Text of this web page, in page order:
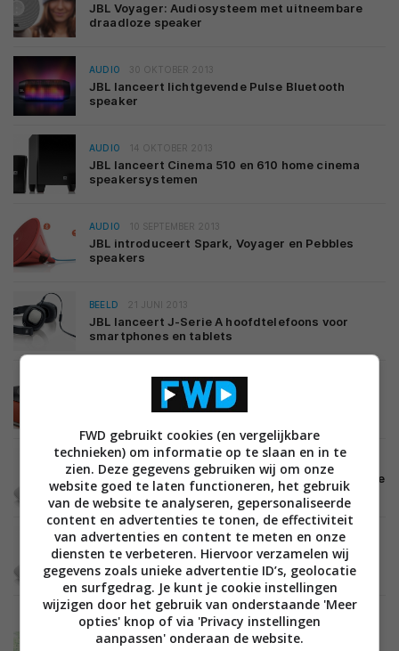
JBL Voyager: Audiosysteem met uitneembare
draadloze speaker
AUDIO 30 OKTOBER 2013
JBL lanceert lichtgevende Pulse Bluetooth
speaker
AUDIO 14 OKTOBER 2013
JBL lanceert Cinema 510 en 610 home cinema
speakersystemen
AUDIO 10 SEPTEMBER 2013
JBL introduceert Spark, Voyager en Pebbles
speakers
BEELD 21 JUNI 2013
JBL lanceert J-Serie A hoofdtelefoons voor
smartphones en tablets
15 MEI 2013
JBL introduceert de OnBeat Rumble met
dynamische bas
MOBILE
JBL lanceert OnBeat Mini speakerdock met Apple
Lightning-connector
AUDIO 18 APRIL 2013
JBL lanceert OnBeat Mini draagbare
speakerdock voor de iPad mini
BEELD AUDIO 11 APRIL 2013
FWD gebruikt cookies (en vergelijkbare
technieken) om informatie op te slaan en in te
zien. Deze gegevens gebruiken wij om onze
website goed te laten functioneren, het gebruik
van de website te analyseren, gepersonaliseerde
content en advertenties te tonen, de effectiviteit
van advertenties en content te meten en onze
diensten te verbeteren. Hiervoor verzamelen wij
gegevens zoals unieke advertentie ID’s, geolocatie
en surfgedrag. Je kunt je cookie instellingen
wijzigen door het gebruik van onderstaande 'Meer
opties' knop of via 'Privacy instellingen
aanpassen' onderaan de website.